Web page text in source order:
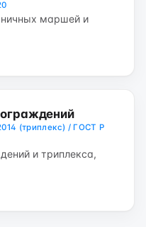
маршей и
(триплекс) / ГОСТ Р
и триплекса,